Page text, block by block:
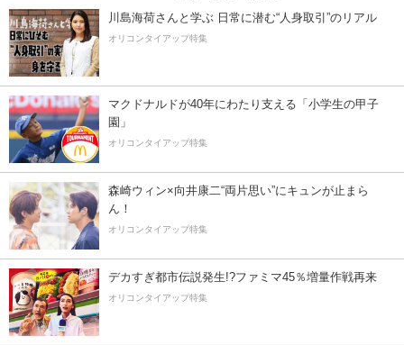
川島海荷さんと学ぶ 日常に潜む“人身取引”のリアル
オリコンタイアップ特集
マクドナルドが40年にわたり支える「小学生の甲子
園」
オリコンタイアップ特集
森崎ウィン×向井康二“両片思い”にキュンが止まら
ん！
オリコンタイアップ特集
デカすぎ都市伝説発生!?ファミマ45％増量作戦再来
オリコンタイアップ特集